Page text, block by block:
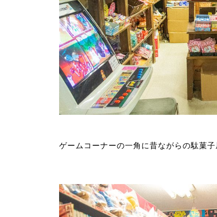
ゲームコーナーの一角に昔ながらの駄菓